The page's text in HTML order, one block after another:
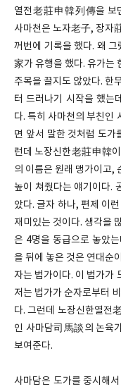
열전老莊申韓列傳을 보
사마천은 노자老子, 장자
꺼번에 기록을 했다. 왜
家가 유행을 했다. 유가는
주목을 끌지도 않았다. 한
터 드러나기 시작을 했는
다. 특히 사마천의 부친
면 앞서 말한 것처럼 도가
런데 노장신한老莊申韓
의 이름은 원래 맹가이고,
높이 쳐줬다는 얘기이다.
았다. 글자 하나, 편제 이
재미있는 것이다. 생각을
은 4명을 동급으로 놓았
을 뒤에 놓은 것은 연대순
자는 법가이다. 이 법가가
저는 법가가 순자로부터
다. 그런데 노장신한열전
인 사마담司馬談의 논육
보여준다.
사마담은 도가를 중시해